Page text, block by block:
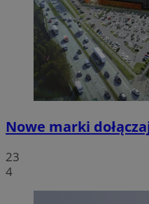
Nowe marki
23
4